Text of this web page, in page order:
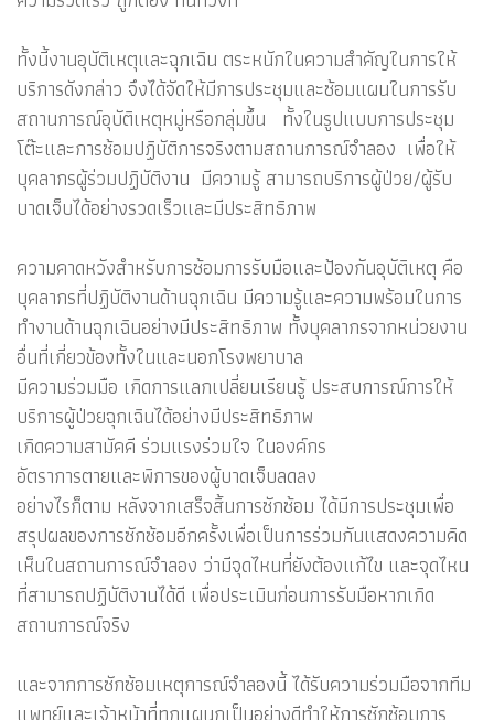
ทั้งนี้งานอุบัติเหตุและฉุกเฉิน ตระหนักในความสำคัญในการให้
บริการดังกล่าว จึงได้จัดให้มีการประชุมและซ้อมแผนในการรับ
สถานการณ์อุบัติเหตุหมู่หรือกลุ่มขึ้น ทั้งในรูปแบบการประชุม
โต๊ะและการซ้อมปฏิบัติการจริงตามสถานการณ์จำลอง เพื่อให้
บุคลากรผู้ร่วมปฏิบัติงาน มีความรู้ สามารถบริการผู้ป่วย/ผู้รับ
บาดเจ็บได้อย่างรวดเร็วและมีประสิทธิภาพ
ความคาดหวังสำหรับการซ้อมการรับมือและป้องกันอุบัติเหตุ คือ
บุคลากรที่ปฏิบัติงานด้านฉุกเฉิน มีความรู้และความพร้อมในการ
ทำงานด้านฉุกเฉินอย่างมีประสิทธิภาพ ทั้งบุคลากรจากหน่วยงาน
อื่นที่เกี่ยวข้องทั้งในและนอกโรงพยาบาล
มีความร่วมมือ เกิดการแลกเปลี่ยนเรียนรู้ ประสบการณ์การให้
บริการผู้ป่วยฉุกเฉินได้อย่างมีประสิทธิภาพ
เกิดความสามัคคี ร่วมแรงร่วมใจ ในองค์กร
อัตราการตายและพิการของผู้บาดเจ็บลดลง
อย่างไรก็ตาม หลังจากเสร็จสิ้นการซักซ้อม ได้มีการประชุมเพื่อ
สรุปผลของการซักซ้อมอีกครั้งเพื่อเป็นการร่วมกันแสดงความคิด
เห็นในสถานการณ์จำลอง ว่ามีจุดไหนที่ยังต้องแก้ไข และจุดไหน
ที่สามารถปฏิบัติงานได้ดี เพื่อประเมินก่อนการรับมือหากเกิด
สถานการณ์จริง
และจากการซักซ้อมเหตุการณ์จำลองนี้ ได้รับความร่วมมือจากทีม